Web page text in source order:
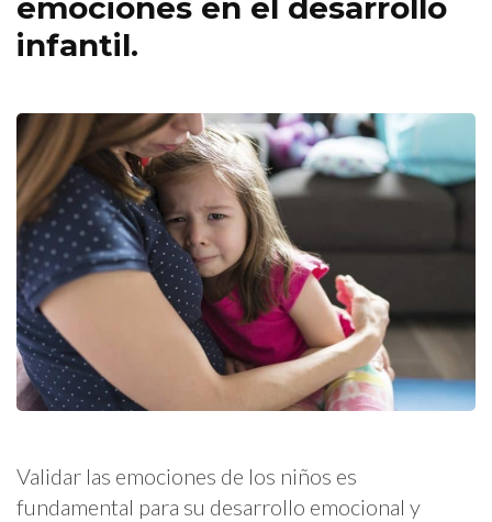
emociones en el desarrollo
infantil.
Validar las emociones de los niños es
fundamental para su desarrollo emocional y